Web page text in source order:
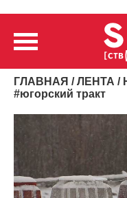
ГЛАВНАЯ /ЛЕНТА /
#югорский тракт